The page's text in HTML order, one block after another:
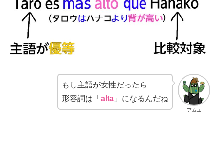
アムエ
もし主語が女性だったら
形容詞は「alta 」になるんだね